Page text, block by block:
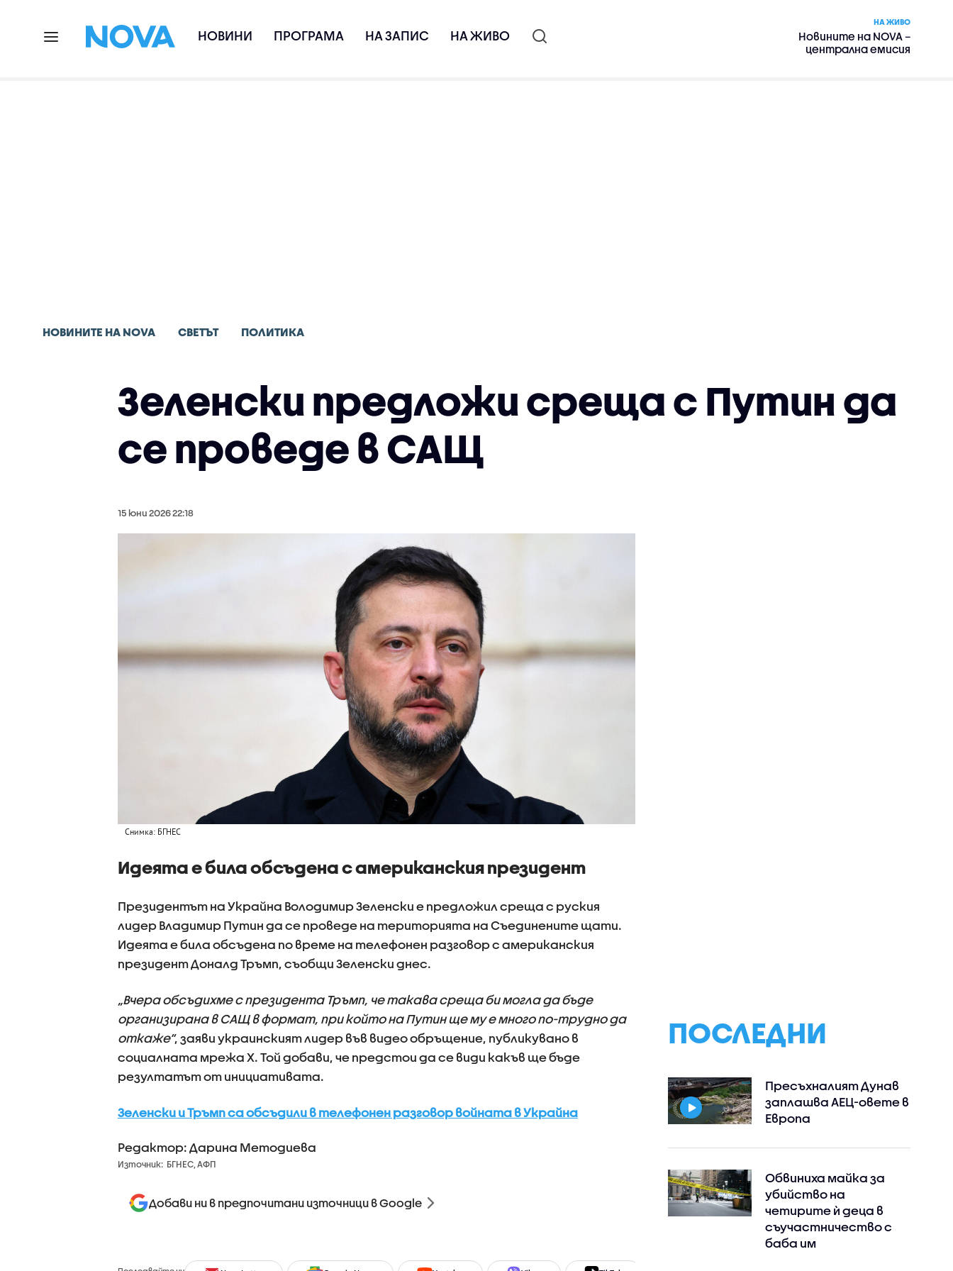
НОВИНИ ПРОГРАМА НА ЗАПИС НА ЖИВО
НА ЖИВО
Новините на NOVA –
централна емисия
НОВИНИТЕ НА NOVA СВЕТЪТ ПОЛИТИКА
Зеленски предложи среща с Путин да
се проведе в САЩ
15 юни 2026 22:18
Снимка: БГНЕС
Идеята е била обсъдена с американския президент
Президентът на Украйна Володимир Зеленски е предложил среща с руския
лидер Владимир Путин да се проведе на територията на Съединените щати.
Идеята е била обсъдена по време на телефонен разговор с американския
президент Доналд Тръмп, съобщи Зеленски днес.
„Вчера обсъдихме с президента Тръмп, че такава среща би могла да бъде
организирана в САЩ в формат, при който на Путин ще му е много по-трудно да
откаже“, заяви украинският лидер във видео обръщение, публикувано в
социалната мрежа Х. Той добави, че предстои да се види какъв ще бъде
резултатът от инициативата.
Зеленски и Тръмп са обсъдили в телефонен разговор войната в Украйна
Редактор: Дарина Методиева
Източник: БГНЕС, АФП
Добави ни в предпочитани източници в Google
ПОСЛЕДНИ
Пресъхналият Дунав
заплашва АЕЦ-овете в
Европа
Обвиниха майка за
убийство на
четирите ѝ деца в
съучастничество с
баба им